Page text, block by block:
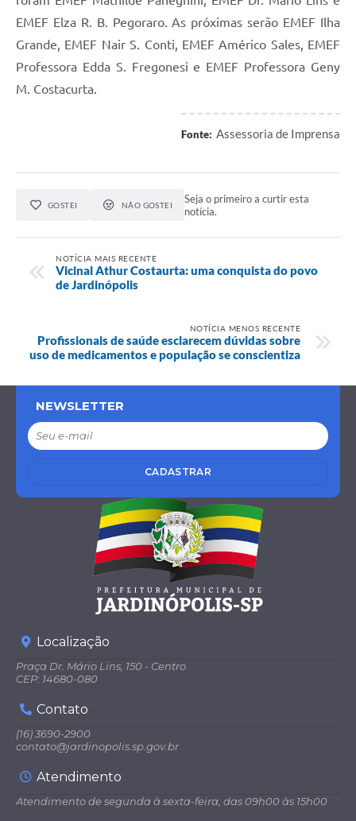
EMEF Elza R. B. Pegoraro. As próximas serão EMEF Ilha
Grande, EMEF Nair S. Conti, EMEF Américo Sales, EMEF
Professora Edda S. Fregonesi e EMEF Professora Geny
M. Costacurta.
Fonte: Assessoria de Imprensa
GOSTEI NÃO GOSTEI
Seja o primeiro a curtir esta
notícia.
NOTÍCIA MAIS RECENTE
Vicinal Athur Costaurta: uma conquista do povo
de Jardinópolis
NOTÍCIA MENOS RECENTE
Profissionais de saúde esclarecem dúvidas sobre
uso de medicamentos e população se conscientiza
NEWSLETTER
CADASTRAR
Localização
Praça Dr. Mário Lins, 150 - Centro
CEP: 14680-080
Contato
(16) 3690-2900
contato@jardinopolis.sp.gov.br
Atendimento
Atendimento de segunda à sexta-feira, das 09h00 às 15h00